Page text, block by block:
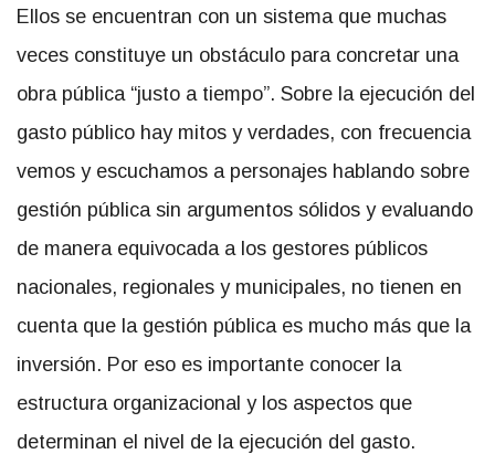
Ellos se encuentran con un sistema que muchas
veces constituye un obstáculo para concretar una
obra pública “justo a tiempo”. Sobre la ejecución del
gasto público hay mitos y verdades, con frecuencia
vemos y escuchamos a personajes hablando sobre
gestión pública sin argumentos sólidos y evaluando
de manera equivocada a los gestores públicos
nacionales, regionales y municipales, no tienen en
cuenta que la gestión pública es mucho más que la
inversión. Por eso es importante conocer la
estructura organizacional y los aspectos que
determinan el nivel de la ejecución del gasto.